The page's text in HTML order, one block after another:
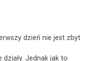
dzień nie jest zbyt
działy. Jednak jak to